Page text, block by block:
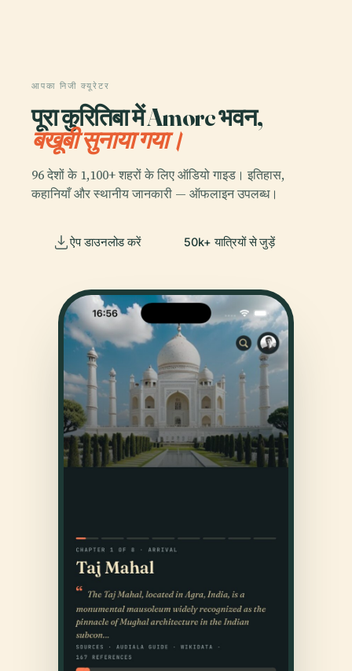
आपका निजी क्यूरेटर
पूरा कुरितिबा में Amorc भवन,
बखूबी सुनाया गया।
96 देशों के 1,100+ शहरों के लिए ऑडियो गाइड। इतिहास,
कहानियाँ और स्थानीय जानकारी — ऑफलाइन उपलब्ध।
ऐप डाउनलोड करें 50k+ यात्रियों से जुड़ें